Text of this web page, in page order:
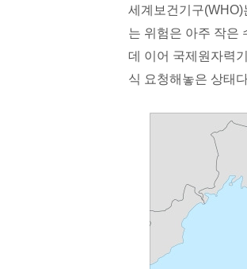
세계보건기구(WHO)
는 위험은 아주 작은
데 이어 국제원자력
식 요청해놓은 상태